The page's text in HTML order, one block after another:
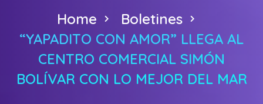
Home
Boletines
“YAPADITO CON AMOR” LLEGA AL
CENTRO COMERCIAL SIMÓN
BOLÍVAR CON LO MEJOR DEL MAR